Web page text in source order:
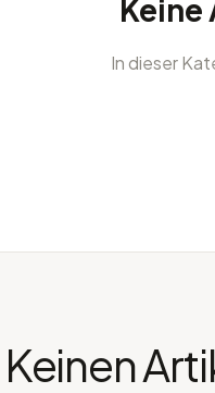
In dieser
Keinen